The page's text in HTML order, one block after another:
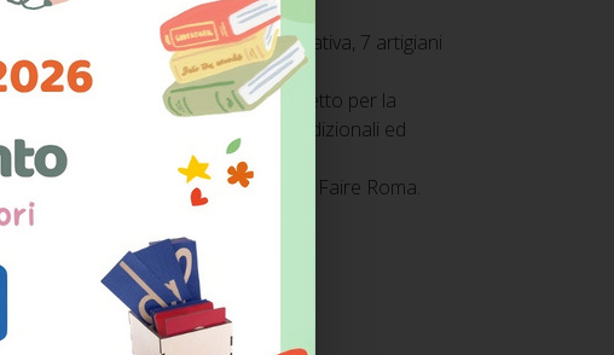
dei sei mesi all’interno dell’iniziativa, 7 artigiani
Maker Faire di Roma.
digitali, MONTESSORI 3D, un progetto per la
educativi attraverso tecnologie tradizionali ed
di costo e di reperibilità.
alla prossima edizione del Maker Faire Roma.